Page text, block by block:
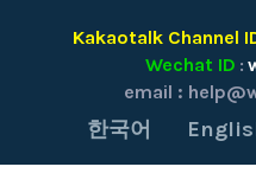
Kakaotalk Channel
Wechat ID :
email :
한국어